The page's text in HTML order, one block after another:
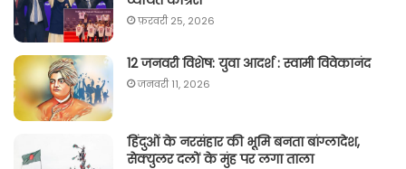
फ़रवरी 25, 2026
12 जनवरी विशेष: युवा आदर्श : स्वामी विवेकानंद
जनवरी 11, 2026
हिंदुओं के नरसंहार की भूमि बनता बांग्लादेश,
सेक्युलर दलों के मुंह पर लगा ताला